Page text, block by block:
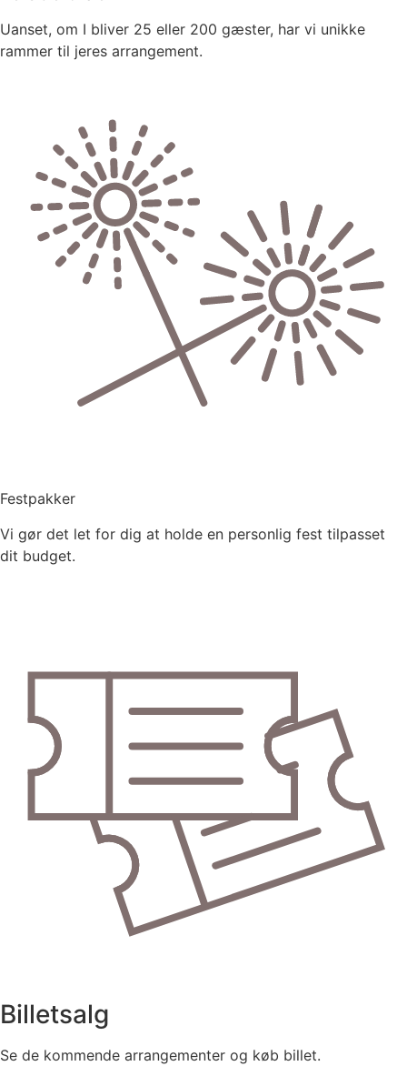
Uanset, om I bliver 25 eller 200 gæster, har vi unikke
rammer til jeres arrangement.
Festpakker
Vi gør det let for dig at holde en personlig fest tilpasset
dit budget.
Billetsalg
Se de kommende arrangementer og køb billet.